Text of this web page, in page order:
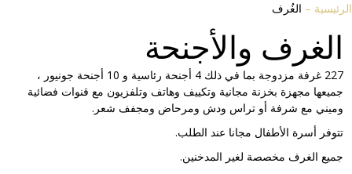
الرئيسية – الغُرف
الغرف والأجنحة
227 غرفة مزدوجة بما في ذلك 4 أجنحة رئاسية و 10 أجنحة جونيور ،
جميعها مجهزة بخزنة مجانية وتكييف وهاتف وتلفزيون مع قنوات فضائية
وميني مع شرفة أو تراس ودش ومرحاض ومجفف شعر.
تتوفر أسرة الأطفال مجانا عند الطلب.
جميع الغرف مخصصة لغير المدخنين.